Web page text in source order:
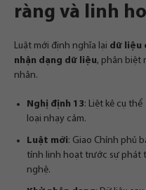
ràng và linh
Luật mới định nghĩa lại dữ liệu
nhận dạng dữ liệu, phân biệt
nhân.
Nghị định 13: Liệt kê cụ
loại nhạy cảm.
Luật mới: Giao Chính phủ
tính linh hoạt trước sự phát
nghệ.